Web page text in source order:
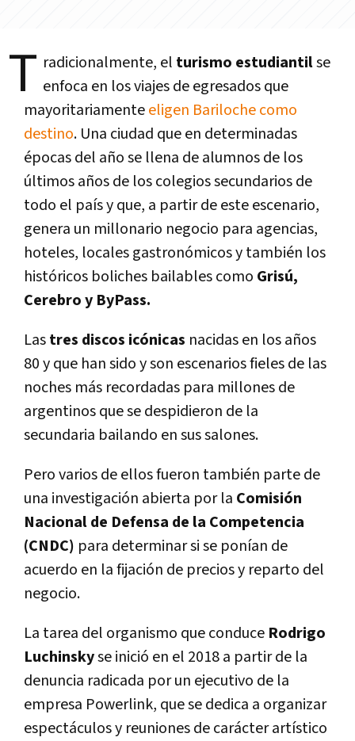
T radicionalmente, el turismo estudiantilse
enfoca en los viajes de egresados que
mayoritariamenteeligen Bariloche como
destino. Una ciudad que en determinadas
épocas del año se llena de alumnos de los
últimos años de los colegios secundarios de
todo el país y que, a partir de este escenario,
genera un millonario negocio para agencias,
hoteles, locales gastronómicos y también los
históricos boliches bailables como Grisú,
Cerebro y ByPass.
Lastres discos icónicas nacidas en los años
80 y que han sido y son escenarios fieles de las
noches más recordadas para millones de
argentinos que se despidieron de la
secundaria bailando en sus salones.
Pero varios de ellos fueron también parte de
una investigación abierta por la Comisión
Nacional de Defensa de la Competencia
(CNDC) para determinar si se ponían de
acuerdo en la fijación de precios y reparto del
negocio.
La tarea del organismo que conduce Rodrigo
Luchinskyse inició en el 2018 a partir de la
denuncia radicada por un ejecutivo de la
empresa Powerlink, que se dedica a organizar
espectáculos y reuniones de carácter artístico